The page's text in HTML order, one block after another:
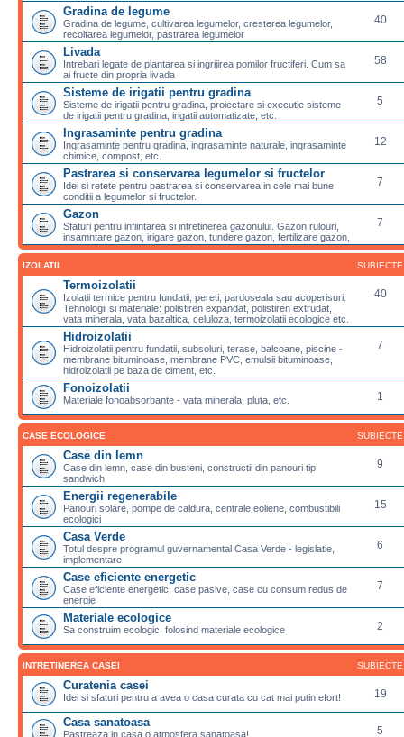
Gradina de legume
Gradina de legume, cultivarea legumelor, cresterea legumelor,
recoltarea legumelor, pastrarea legumelor
40
Livada
Intrebari legate de plantarea si ingrijirea pomilor fructiferi. Cum sa
ai fructe din propria livada
58
Sisteme de irigatii pentru gradina
Sisteme de irigatii pentru gradina, proiectare si executie sisteme
de irigatii pentru gradina, irigatii automatizate, etc.
5
Ingrasaminte pentru gradina
Ingrasaminte pentru gradina, ingrasaminte naturale, ingrasaminte
chimice, compost, etc.
12
Pastrarea si conservarea legumelor si fructelor
Idei si retete pentru pastrarea si conservarea in cele mai bune
conditii a legumelor si fructelor.
7
Gazon
Sfaturi pentru infiintarea si intretinerea gazonului. Gazon rulouri,
insamntare gazon, irigare gazon, tundere gazon, fertilizare gazon,
7
IZOLATII SUBIECTE
Termoizolatii
Izolatii termice pentru fundatii, pereti, pardoseala sau acoperisuri.
Tehnologii si materiale: polistiren expandat, polistiren extrudat,
vata minerala, vata bazaltica, celuloza, termoizolatii ecologice etc.
40
Hidroizolatii
Hidroizolatii pentru fundatii, subsoluri, terase, balcoane, piscine -
membrane bituminoase, membrane PVC, emulsii bituminoase,
hidroizolatii pe baza de ciment, etc.
7
Fonoizolatii
Materiale fonoabsorbante - vata minerala, pluta, etc. 1
CASE ECOLOGICE SUBIECTE
Case din lemn
Case din lemn, case din busteni, constructii din panouri tip
sandwich
9
Energii regenerabile
Panouri solare, pompe de caldura, centrale eoliene, combustibili
ecologici
15
Casa Verde
Totul despre programul guvernamental Casa Verde - legislatie,
implementare
6
Case eficiente energetic
Case eficiente energetic, case pasive, case cu consum redus de
energie
7
Materiale ecologice
Sa construim ecologic, folosind materiale ecologice 2
INTRETINEREA CASEI SUBIECTE
Curatenia casei
Idei si sfaturi pentru a avea o casa curata cu cat mai putin efort! 19
Casa sanatoasa
Pastreaza in casa o atmosfera sanatoasa! 5